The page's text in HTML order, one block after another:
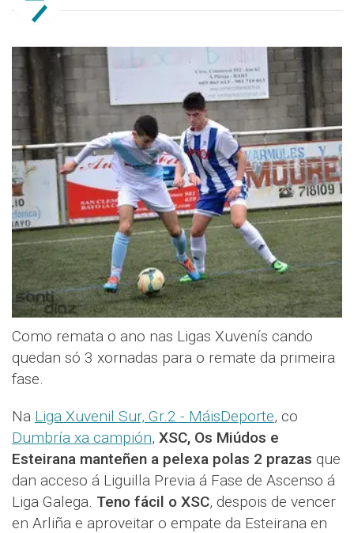
Como remata o ano nas Ligas Xuvenís cando
quedan só 3 xornadas para o remate da primeira
fase.
Na Liga Xuvenil Sur, Gr.2 - MáisDeporte, co
Dumbría xa campión, XSC, Os Miúdos e
Esteirana manteñen a pelexa polas 2 prazas que
dan acceso á Liguilla Previa á Fase de Ascenso á
Liga Galega. Teno fácil o XSC, despois de vencer
en Arliña e aproveitar o empate da Esteirana en